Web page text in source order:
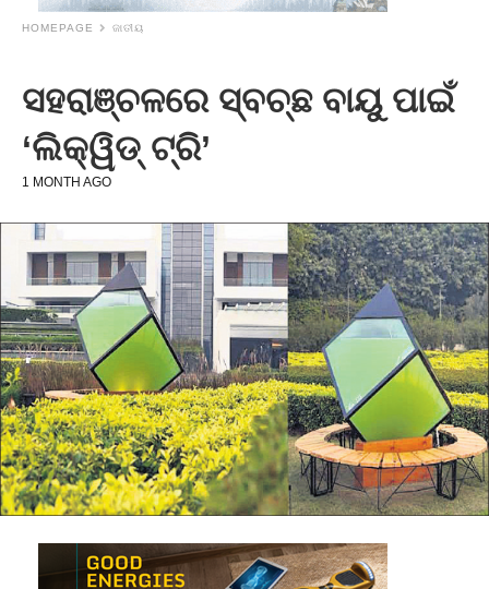
HOMEPAGE ଜାତୀୟ
ସହରାଞ୍ଚଳରେ ସ୍ବଚ୍ଛ ବାୟୁ ପାଇଁ
‘ଲିକ୍ୱିଡ୍‌ ଟ୍ରି’
1 MONTH AGO